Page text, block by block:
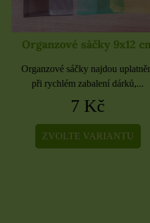
Organzové sáčky 9x12 cm
Organzové sáčky najdou uplatnění
při rychlém zabalení dárků,...
7 Kč
ZVOLTE VARIANTU